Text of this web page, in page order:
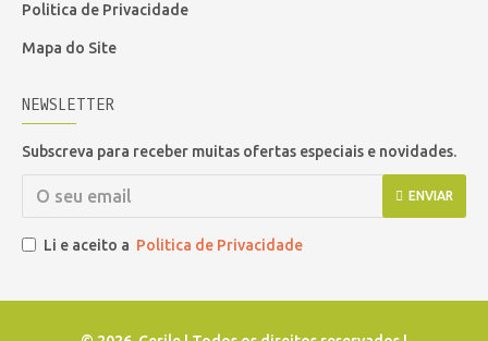
Politica de Privacidade
Mapa do Site
NEWSLETTER
Subscreva para receber muitas ofertas especiais e novidades.
ENVIAR
Li e aceito a Politica de Privacidade